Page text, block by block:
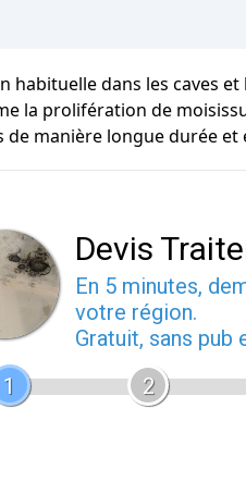
dans les caves
la prolifération de
manière longue durée et
Devis
En 5 minutes,
votre région.
Gratuit, sans pub
1
2